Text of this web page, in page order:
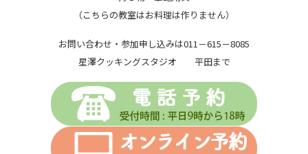
（こちらの教室はお料理は作りません）
お問い合わせ・参加申し込みは011－615－8085
星澤クッキングスタジオ 平田まで